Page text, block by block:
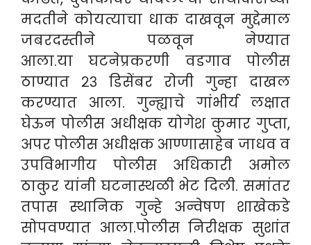
मदतीने कोयत्याचा धाक दाखवून मुद्देमाल
जबरदस्तीने पळवून नेण्यात
आला.या घटनेप्रकरणी वडगाव पोलीस
ठाण्यात २३ डिसेंबर रोजी गुन्हा दाखल
करण्यात आला. गुन्ह्याचे गांभीर्य लक्षात
घेऊन पोलीस अधीक्षक योगेश कुमार गुप्ता,
अपर पोलीस अधीक्षक आण्णासाहेब जाधव व
उपविभागीय पोलीस अधिकारी अमोल
ठाकुर यांनी घटनास्थळी भेट दिली. समांतर
तपास स्थानिक गुन्हे अन्वेषण शाखेकडे
सोपवण्यात आला.पोलीस निरीक्षक सुशांत